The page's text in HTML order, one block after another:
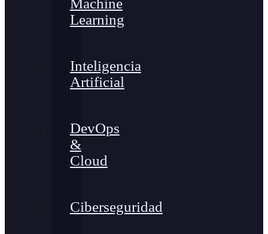
Machine
Learning
Inteligencia
Artificial
DevOps
&
Cloud
Ciberseguridad